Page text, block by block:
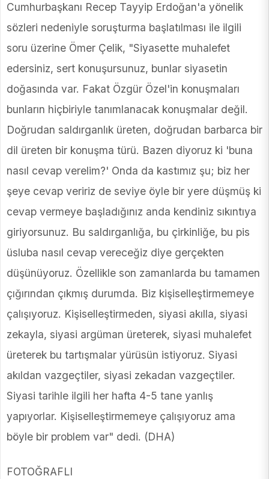
Cumhurbaşkanı Recep Tayyip Erdoğan'a yönelik
sözleri nedeniyle soruşturma başlatılması ile ilgili
soru üzerine Ömer Çelik, "Siyasette muhalefet
edersiniz, sert konuşursunuz, bunlar siyasetin
doğasında var. Fakat Özgür Özel'in konuşmaları
bunların hiçbiriyle tanımlanacak konuşmalar değil.
Doğrudan saldırganlık üreten, doğrudan barbarca bir
dil üreten bir konuşma türü. Bazen diyoruz ki 'buna
nasıl cevap verelim?' Onda da kastımız şu; biz her
şeye cevap veririz de seviye öyle bir yere düşmüş ki
cevap vermeye başladığınız anda kendiniz sıkıntıya
giriyorsunuz. Bu saldırganlığa, bu çirkinliğe, bu pis
üsluba nasıl cevap vereceğiz diye gerçekten
düşünüyoruz. Özellikle son zamanlarda bu tamamen
çığırından çıkmış durumda. Biz kişiselleştirmemeye
çalışıyoruz. Kişiselleştirmeden, siyasi akılla, siyasi
zekayla, siyasi argüman üreterek, siyasi muhalefet
üreterek bu tartışmalar yürüsün istiyoruz. Siyasi
akıldan vazgeçtiler, siyasi zekadan vazgeçtiler.
Siyasi tarihle ilgili her hafta 4-5 tane yanlış
yapıyorlar. Kişiselleştirmemeye çalışıyoruz ama
böyle bir problem var" dedi. (DHA)
FOTOĞRAFLI